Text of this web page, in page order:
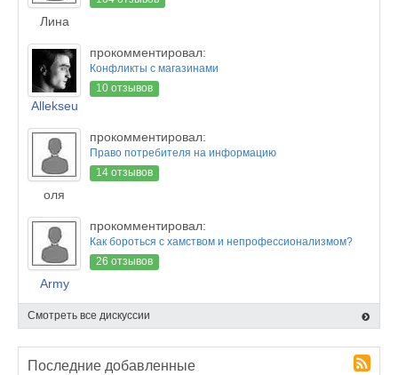
Лина
Allekseu
прокомментировал:
Конфликты с магазинами
10 отзывов
оля
прокомментировал:
Право потребителя на информацию
14 отзывов
Army
прокомментировал:
Как бороться с хамством и непрофессионализмом?
26 отзывов
Смотреть все дискуссии
Последние добавленные